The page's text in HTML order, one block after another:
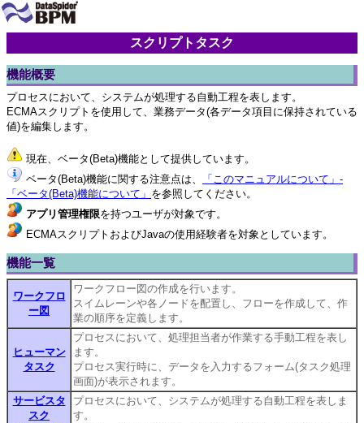
スクリプトタスク
機能概要
プロセスにおいて、システムが処理する自動工程を表します。
ECMAスクリプトを使用して、業務データ(各データ項目に保持されている
値)を編集します。
現在、ベータ(Beta)機能として提供しています。
ベータ(Beta)機能に関する注意点は、
「このマニュアルについて」-
「ベータ(Beta)機能について」 を参照してください。
アプリ管理権限を持つユーザが対象です。
ECMAスクリプトおよびJavaの使用経験者を対象としています。
機能一覧
ワークフロ
ー図
ワークフロー図の作成を行います。
スイムレーンや各ノードを配置し、フローを作成して、作
業の順序を定義します。
ヒューマン
タスク
プロセスにおいて、処理担当者が作業する手動工程を表し
ます。
プロセス実行時に、データを入力するフォーム(タスク処理
画面)が表示されます。
サービスタ
スク
プロセスにおいて、システムが処理する自動工程を表しま
す。